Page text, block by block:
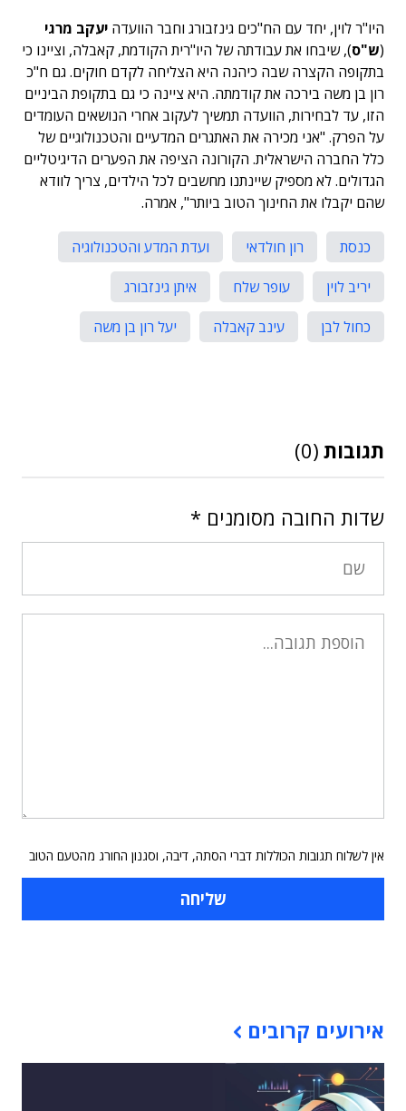
היו"ר לוין, יחד עם הח"כים גינזבורג וחבר הוועדה יעקב מרגי
(ש"ס), שיבחו את עבודתה של היו"רית הקודמת, קאבלה, וציינו כי
בתקופה הקצרה שבה כיהנה היא הצליחה לקדם חוקים. גם ח"כ
רון בן משה בירכה את קודמתה. היא ציינה כי גם בתקופת הביניים
הזו, עד לבחירות, הוועדה תמשיך לעקוב אחרי הנושאים העומדים
על הפרק. "אני מכירה את האתגרים המדעיים והטכנולוגיים של
כלל החברה הישראלית. הקורונה הציפה את הפערים הדיגיטליים
הגדולים. לא מספיק שיינתנו מחשבים לכל הילדים, צריך לוודא
שהם יקבלו את החינוך הטוב ביותר", אמרה.
כנסת רון חולדאי
ועדת המדע והטכנולוגיה
יריב לוין
עופר שלח
איתן גינזבורג
כחול לבן
עינב קאבלה יעל רון בן משה
תגובות (0)
שדות החובה מסומנים *
אין לשלוח תגובות הכוללות דברי הסתה, דיבה, וסגנון החורג מהטעם הטוב
אירועים קרובים